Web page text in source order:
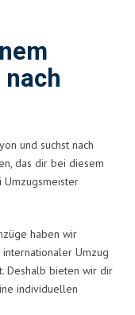
und suchst nach
das dir bei diesem
Umzugsmeister
haben wir
Umzug
Deshalb bieten wir dir
individuellen